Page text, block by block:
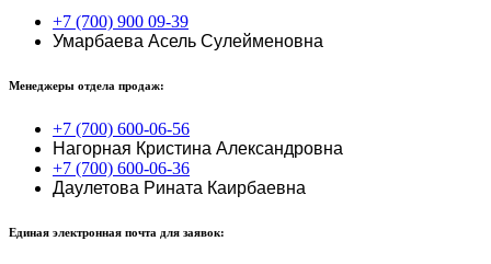
+7 (700) 900 09-39
Умарбаева Асель Сулейменовна
Менеджеры отдела продаж:
+7 (700) 600-06-56
Нагорная Кристина Александровна
+7 (700) 600-06-36
Даулетова Рината Каирбаевна
Единая электронная почта для заявок: